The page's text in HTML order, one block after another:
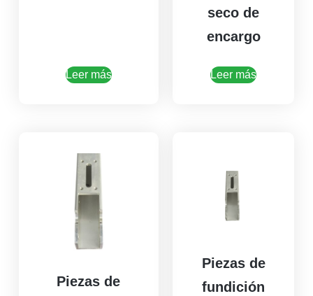
Leer más
seco de
encargo
Leer más
Piezas de
Piezas de
fundición